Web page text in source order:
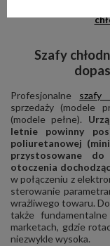
Szafy
Profesjonalne szafy
sprzedaży (modele
(modele pełne).
letnie powinny
poliuretanowej
przystosowane
otoczenia
w połączeniu z
sterowanie
wrażliwego towaru.
także fundamentalne
marketach, gdzie
niezwykle wysoka.